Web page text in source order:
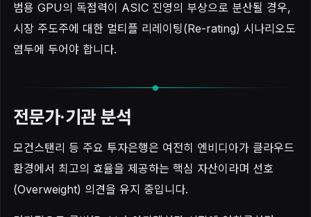
범용 GPU의 독점력이 ASIC 진영의 부상으로 분산될 경우,
시장 주도주에 대한 멀티플 리레이팅(Re-rating) 시나리오도
염두에 두어야 합니다.
전문가·기관 분석
모건스탠리 등 주요 투자은행은 여전히 엔비디아가 클라우드
환경에서 최고의 효율을 제공하는 핵심 자산이라며 선호
(Overweight) 의견을 유지 중입니다.